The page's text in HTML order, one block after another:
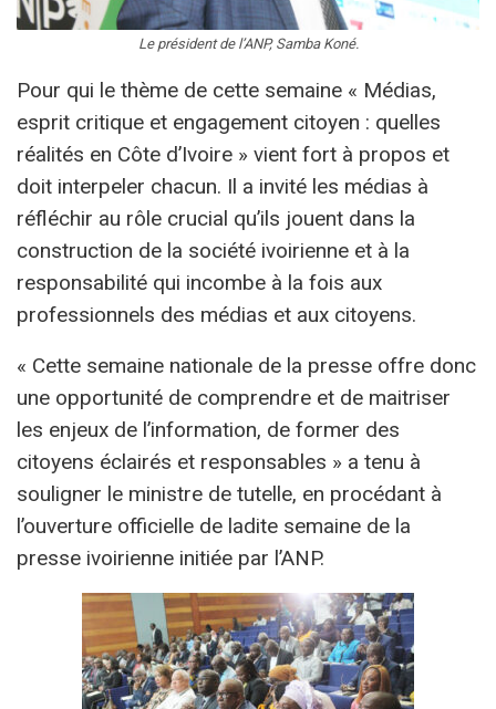
Le président de l’ANP, Samba Koné.
Pour qui le thème de cette semaine « Médias,
esprit critique et engagement citoyen : quelles
réalités en Côte d’Ivoire » vient fort à propos et
doit interpeler chacun. Il a invité les médias à
réfléchir au rôle crucial qu’ils jouent dans la
construction de la société ivoirienne et à la
responsabilité qui incombe à la fois aux
professionnels des médias et aux citoyens.
« Cette semaine nationale de la presse offre donc
une opportunité de comprendre et de maitriser
les enjeux de l’information, de former des
citoyens éclairés et responsables » a tenu à
souligner le ministre de tutelle, en procédant à
l’ouverture officielle de ladite semaine de la
presse ivoirienne initiée par l’ANP.